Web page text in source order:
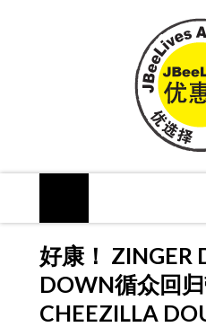
好康！ ZINGER
DOWN循众回
CHEEZILLA